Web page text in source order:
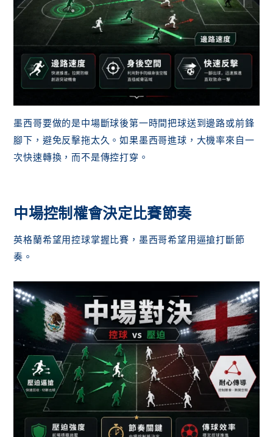
墨西哥要做的是中場斷球後第一時間把球送到邊路或前鋒
腳下，避免反擊拖太久。如果墨西哥進球，大機率來自一
次快速轉換，而不是傳控打穿。
中場控制權會決定比賽節奏
英格蘭希望用控球掌握比賽，墨西哥希望用逼搶打斷節
奏。